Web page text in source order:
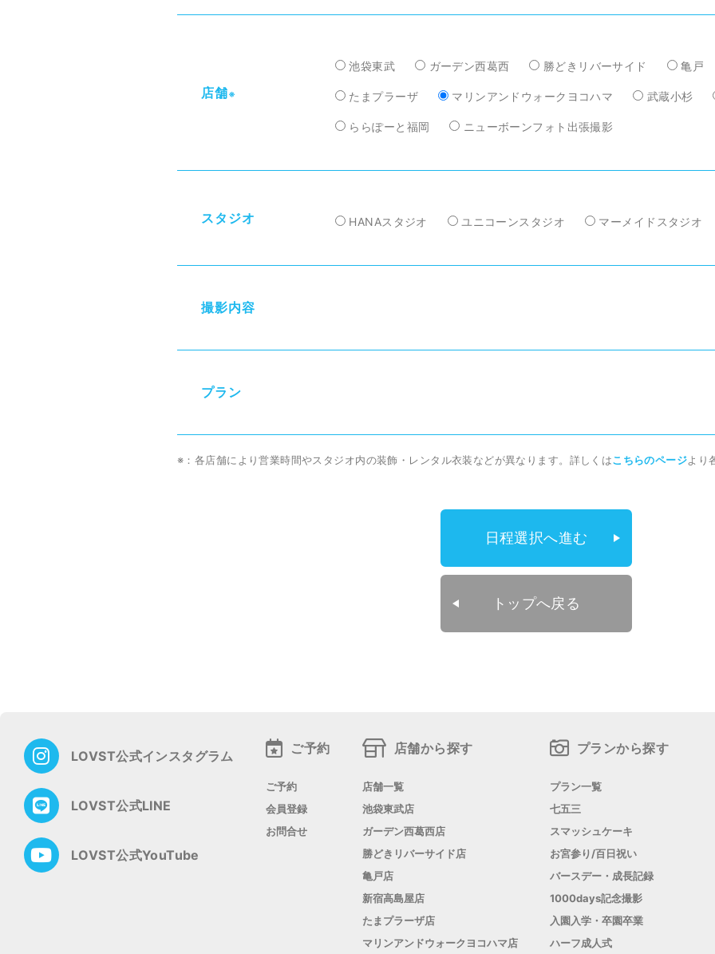
店舗※
池袋東武 ガーデン西葛西 勝どきリバーサイド 亀戸
たまプラーザ マリンアンドウォークヨコハマ 武蔵小杉
ららぽーと福岡 ニューボーンフォト出張撮影
スタジオ HANAスタジオ ユニコーンスタジオ マーメイドスタジオ
撮影内容
プラン
※：各店舗により営業時間やスタジオ内の装飾・レンタル衣装などが異なります。詳しくはこちらのページより
日程選択へ進む
トップへ戻る
LOVST公式インスタグラム
LOVST公式LINE
LOVST公式YouTube
ご予約
ご予約
会員登録
お問合せ
店舗から探す
店舗一覧
池袋東武店
ガーデン西葛西店
勝どきリバーサイド店
亀戸店
新宿高島屋店
たまプラーザ店
マリンアンドウォークヨコハマ店
プランから探す
プラン一覧
七五三
スマッシュケーキ
お宮参り/百日祝い
バースデー・成長記録
1000days記念撮影
入園入学・卒園卒業
ハーフ成人式